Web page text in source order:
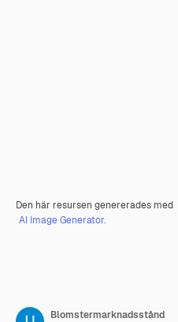
Den här resursen genererades med
AI Image Generator.
Blomstermarknadsstånd